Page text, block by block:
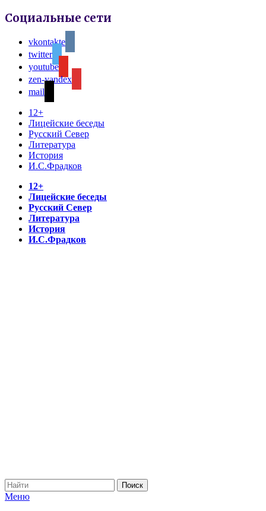
Социальные сети
vkontakte
twitter
youtube
zen-yandex
mail
12+
Лицейские беседы
Русский Север
Литература
История
И.С.Фрадков
12+
Лицейские беседы
Русский Север
Литература
История
И.С.Фрадков
Меню